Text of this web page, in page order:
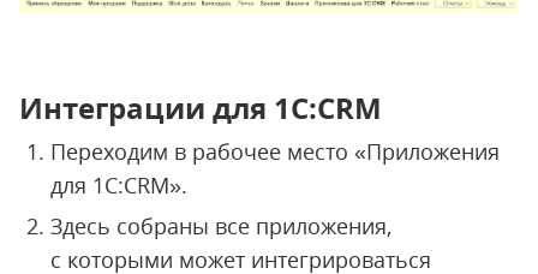
Интеграции для 1С:CRM
Переходим в рабочее место «Приложения
для 1С:CRM».
Здесь собраны все приложения,
с которыми может интегрироваться